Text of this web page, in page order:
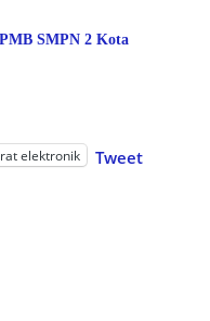
SMPN 2 Kota
elektronik Tweet